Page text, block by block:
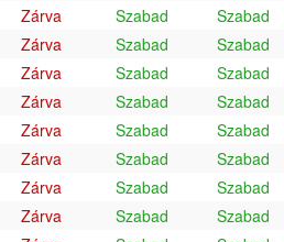
Zárva Szabad
Szabad
Zárva Szabad
Szabad
Zárva Szabad
Szabad
Zárva Szabad
Szabad
Zárva Szabad
Szabad
Zárva Szabad
Szabad
Zárva Szabad
Szabad
Zárva Szabad
Szabad